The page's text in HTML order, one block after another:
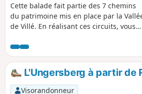
Cette balade fait partie des 7 chemins
du patrimoine mis en place par la
de Villé. En réalisant ces circuits, vous
patrimoine des villages mais également
à la découverte des plus beaux endroits
et points de vue de la Vallée de Villé. Le
chemin du patrimoine d'Albé vous
conduit à travers le village le plus
L'Ungersberg à partir de
Visorandonneur